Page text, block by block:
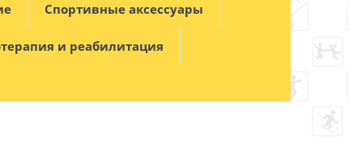
Спортивные аксессуары
и реабилитация